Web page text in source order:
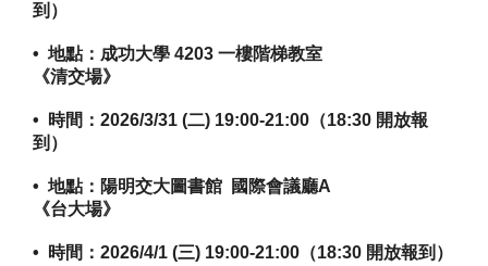
到）
•  地點：成功大學 4203 一樓階梯教室
《清交場》
•  時間：2026/3/31 (二) 19:00-21:00（18:30 開放報
到）
•  地點：陽明交大圖書館  國際會議廳A
《台大場》
•  時間：2026/4/1 (三) 19:00-21:00（18:30 開放報到）